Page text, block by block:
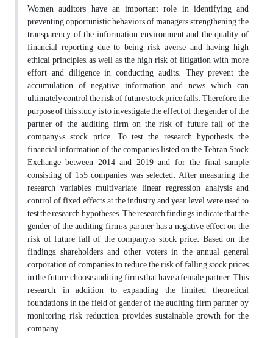
Women auditors have an important role in identifying and
preventing opportunistic behaviors of managers, strengthening the
transparency of the information environment and the quality of
financial reporting due to being risk-averse and having high
ethical principles, as well as the high risk of litigation with more
effort and diligence in conducting audits. They prevent the
accumulation of negative information and news, which can
ultimately control the risk of future stock price falls. Therefore, the
purpose of this study is to investigate the effect of the gender of the
partner of the auditing firm on the risk of future fall of the
company›s stock price. To test the research hypothesis, the
financial information of the companies listed on the Tehran Stock
Exchange between 2014 and 2019 and for the final sample
consisting of 155 companies was selected. After measuring the
research variables, multivariate linear regression analysis and
control of fixed effects at the industry and year level were used to
test the research hypotheses. The research findings indicate that the
gender of the auditing firm›s partner has a negative effect on the
risk of future fall of the company›s stock price. Based on the
findings, shareholders and other voters in the annual general
corporation of companies to reduce the risk of falling stock prices
in the future, choose auditing firms that have a female partner. This
research, in addition to expanding the limited theoretical
foundations in the field of gender of the auditing firm partner by
monitoring risk reduction, provides sustainable growth for the
company.